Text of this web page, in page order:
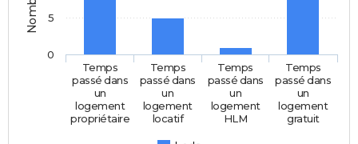
Temps
passé dans
un
logement
propriétaire
Temps
passé dans
un
logement
locatif
Temps
passé dans
un
logement
HLM
Temps
passé dans
un
logement
gratuit
0
5